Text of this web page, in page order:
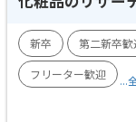
新卒 第二新卒歓
フリーター歓迎
...